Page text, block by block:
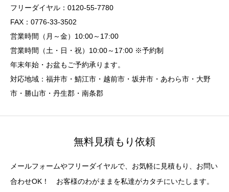
フリーダイヤル：0120-55-7780
FAX：0776-33-3502
営業時間（月～金）10:00～17:00
営業時間（土・日・祝）10:00～17:00 ※予約制
年末年始・お盆もご予約承ります。
対応地域：福井市・鯖江市・越前市・坂井市・あわら市・大野
市・勝山市・丹生郡・南条郡
無料見積もり依頼
メールフォームやフリーダイヤルで、お気軽に見積もり、お問い
合わせOK！ お客様のわがままを私達がカタチにいたします。